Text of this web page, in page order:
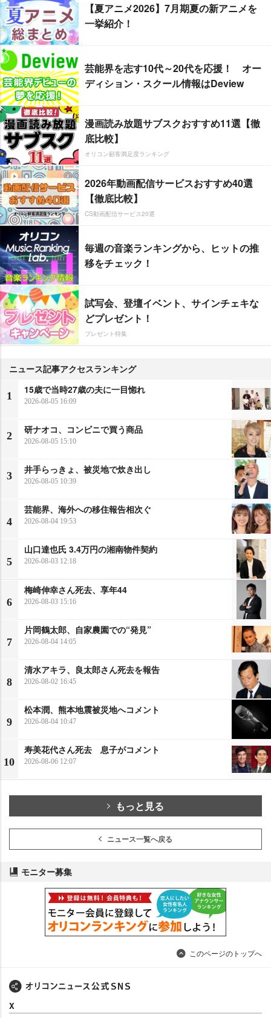
【夏アニメ2026】7月期夏の新アニメを
一挙紹介！
芸能界を志す10代～20代を応援！ オー
ディション・スクール情報はDeview
漫画読み放題サブスクおすすめ11選【徹
底比較】
オリコン顧客満足度ランキング
2026年動画配信サービスおすすめ40選
【徹底比較】
CS動画配信サービス20選
毎週の音楽ランキングから、ヒットの推
移をチェック！
試写会、登壇イベント、サインチェキな
どプレゼント！
プレゼント特集
ニュース記事アクセスランキング
1
15歳で当時27歳の夫に一目惚れ
2026-08-05 16:09
2
研ナオコ、コンビニで買う商品
2026-08-05 15:10
3
井手らっきょ、被災地で炊き出し
2026-08-05 10:39
4
芸能界、海外への移住報告相次ぐ
2026-08-04 19:53
5
山口達也氏 3.4万円の湘南物件契約
2026-08-03 12:18
6
梅崎伸幸さん死去、享年44
2026-08-03 15:16
7
片岡鶴太郎、自家農園での“発見”
2026-08-04 14:05
8
清水アキラ、良太郎さん死去を報告
2026-08-02 16:45
9
松本潤、熊本地震被災地へコメント
2026-08-04 10:47
10
寿美花代さん死去 息子がコメント
2026-08-06 12:07
もっと見る
ニュース一覧へ戻る
モニター募集
このページのトップへ
X